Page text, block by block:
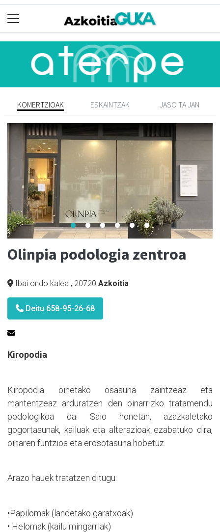
KOMERTZIOAK ESKAINTZAK JASO TA JAN
Olinpia podologia zentroa
Ibai ondo kalea , 20720 Azkoitia
Deitu 658-95-26-68
Kiropodia
Kiropodia oinetako osasuna zaintzeaz eta
mantentzeaz arduratzen den oinarrizko tratamendu
podologikoa da. Saio honetan, azazkaletako
gogortasunak, kailuak eta alterazioak ezabatuko dira,
oinaren funtzioa eta erosotasuna hobetuz.
Arazo hauek tratatzen ditugu:
•Papilomak (landetako garatxoak)
• Helomak (kailu mingarriak)